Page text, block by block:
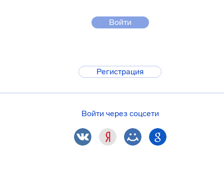
Войти
Регистрация
Войти через соцсети